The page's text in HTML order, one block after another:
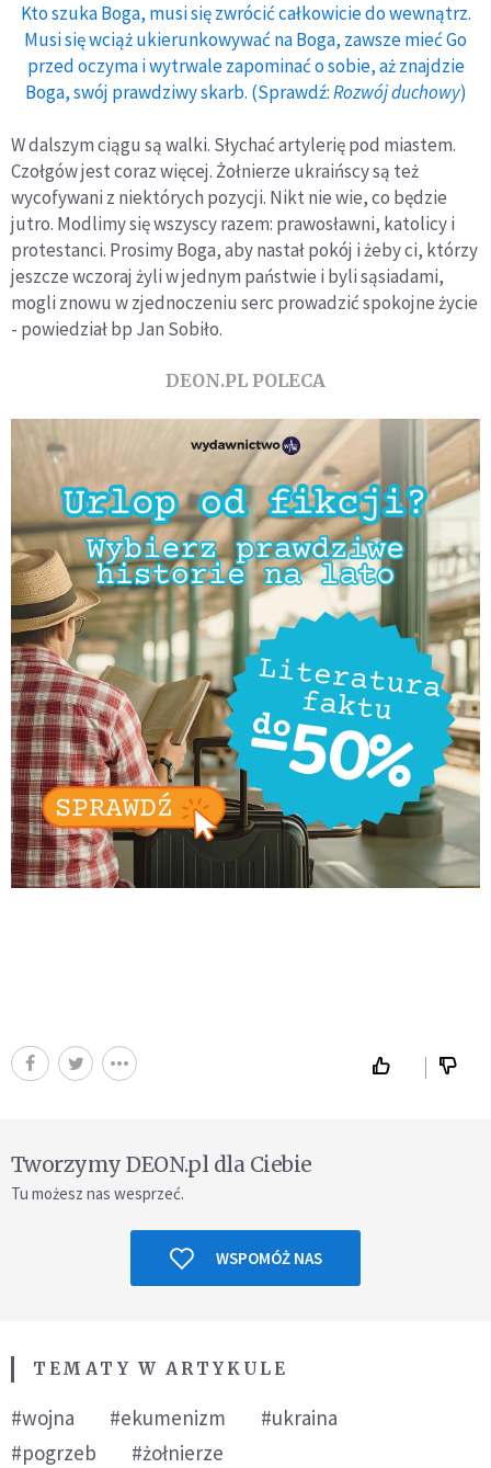
Kto szuka Boga, musi się zwrócić całkowicie do wewnątrz.
Musi się wciąż ukierunkowywać na Boga, zawsze mieć Go
przed oczyma i wytrwale zapominać o sobie, aż znajdzie
Boga, swój prawdziwy skarb. (Sprawdź:Rozwój duchowy)
W dalszym ciągu są walki. Słychać artylerię pod miastem.
Czołgów jest coraz więcej. Żołnierze ukraińscy są też
wycofywani z niektórych pozycji. Nikt nie wie, co będzie
jutro. Modlimy się wszyscy razem: prawosławni, katolicy i
protestanci. Prosimy Boga, aby nastał pokój i żeby ci, którzy
jeszcze wczoraj żyli w jednym państwie i byli sąsiadami,
mogli znowu w zjednoczeniu serc prowadzić spokojne życie
- powiedział bp Jan Sobiło.
DEON.PL POLECA
Tworzymy DEON.pl dla Ciebie
Tu możesz nas wesprzeć.
WSPOMÓŻ NAS
TEMATY W ARTYKULE
#wojna #ekumenizm
#ukraina
#pogrzeb
#żołnierze